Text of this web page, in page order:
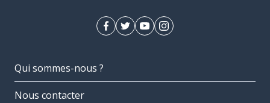
Qui sommes-nous ?
Nous contacter